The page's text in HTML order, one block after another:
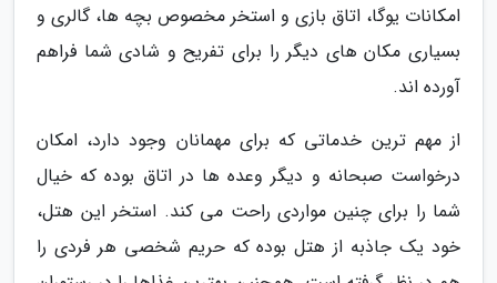
امکانات یوگا، اتاق بازی و استخر مخصوص بچه ها، گالری و
بسیاری مکان های دیگر را برای تفریح و شادی شما فراهم
آورده اند.
از مهم ترین خدماتی که برای مهمانان وجود دارد، امکان
درخواست صبحانه و دیگر وعده ها در اتاق بوده که خیال
شما را برای چنین مواردی راحت می کند. استخر این هتل،
خود یک جاذبه از هتل بوده که حریم شخصی هر فردی را